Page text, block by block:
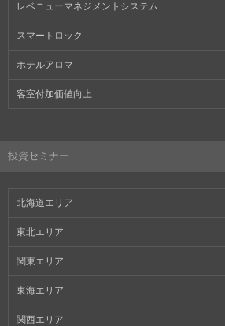
レベニューマネジメントシステム
スマートロック
ホテルアロマ
客室付加価値向上
投資セミナー
北海道エリア
東北エリア
関東エリア
東海エリア
関西エリア